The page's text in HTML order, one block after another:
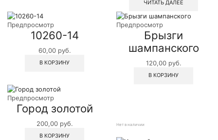
ЧИТАТЬ ДАЛЕЕ
Предпросмотр
10260-14
60,00 руб.
В КОРЗИНУ
Предпросмотр
Брызги
шампанского
120,00 руб.
В КОРЗИНУ
Предпросмотр
Город золотой
200,00 руб.
В КОРЗИНУ
Нет в наличии